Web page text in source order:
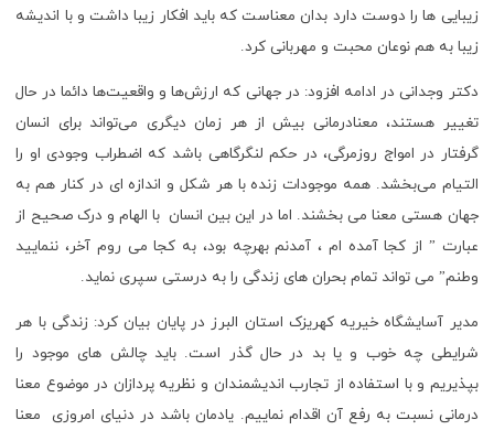
زیبایی ها را دوست دارد بدان معناست که باید افکار زیبا داشت و با اندیشه
زیبا به هم نوعان محبت و مهربانی کرد.
دکتر وجدانی در ادامه افزود: در جهانی که ارزش‌ها و واقعیت‌ها دائما در حال
تغییر هستند، معنادرمانی بیش از هر زمان دیگری می‌تواند برای انسان
گرفتار در امواج روزمرگی، در حکم لنگرگاهی باشد که اضطراب وجودی او را
التیام می‌بخشد. همه موجودات زنده با هر شکل و اندازه ای در کنار هم به
جهان هستی معنا می بخشند. اما در این بین انسان با الهام و درک صحیح از
عبارت ” از کجا آمده ام ، آمدنم بهرچه بود، به کجا می روم آخر، ننمایید
وطنم” می تواند تمام بحران های زندگی را به درستی سپری نماید.
مدیر آسایشگاه خیریه کهریزک استان البرز در پایان بیان کرد: زندگی با هر
شرایطی چه خوب و یا بد در حال گذر است. باید چالش های موجود را
بپذیریم و با استفاده از تجارب اندیشمندان و نظریه پردازان در موضوع معنا
درمانی نسبت به رفع آن اقدام نماییم. یادمان باشد در دنیای امروزی معنا